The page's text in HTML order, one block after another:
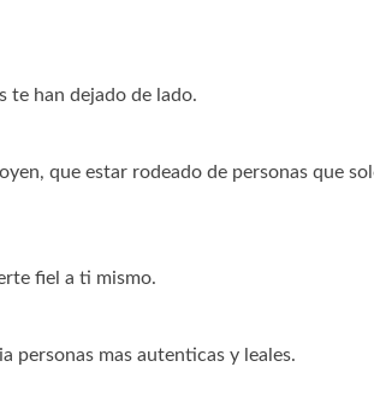
te han dejado de lado.
que estar rodeado de personas que
fiel a ti mismo.
personas mas autenticas y leales.